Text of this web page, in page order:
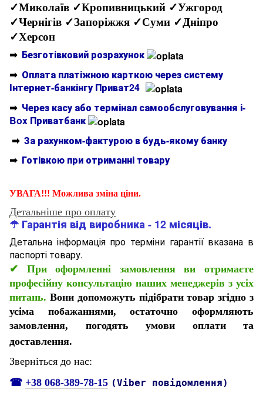
✓Миколаїв ✓Кропивницький ✓Ужгород
✓Чернігів ✓Запоріжжя ✓Суми ✓Дніпро
✓Херсон
➡ Безготівковий розрахунок
➡ Оплата платіжною карткою через систему
Інтернет-банкінгу Приват24
➡ Через касу або термінал самообслуговування і-
Box Приватбанк
➡ За рахунком-фактурою в будь-якому банку
➡ Готівкою при отриманні товару
УВАГА!!! Можлива зміна ціни.
Детальніше про оплату
☂ Гарантія від виробника - 12 місяців.
Детальна інформація про терміни гарантії вказана в
паспорті товару.
✔ При оформленні замовлення ви отримаєте
професійну консультацію наших менеджерів з усіх
питань. Вони допоможуть підібрати товар згідно з
усіма побажаннями, остаточно оформляють
замовлення, погодять умови оплати та
доставлення.
Зверніться до нас:
☎ +38 068-389-78-15 (Viber повідомлення)